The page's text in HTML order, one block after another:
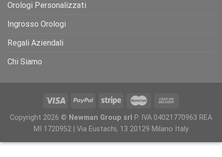
Orologi Personalizzati
Ingrosso Orologi
Regali Aziendali
Chi Siamo
Copyright 2026 © Newman Group srl P. IVA 04021770963 REA
MI 1720952 | Via Eustachi, 13 20129 Milano Italy